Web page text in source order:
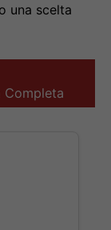
una scelta
Completa